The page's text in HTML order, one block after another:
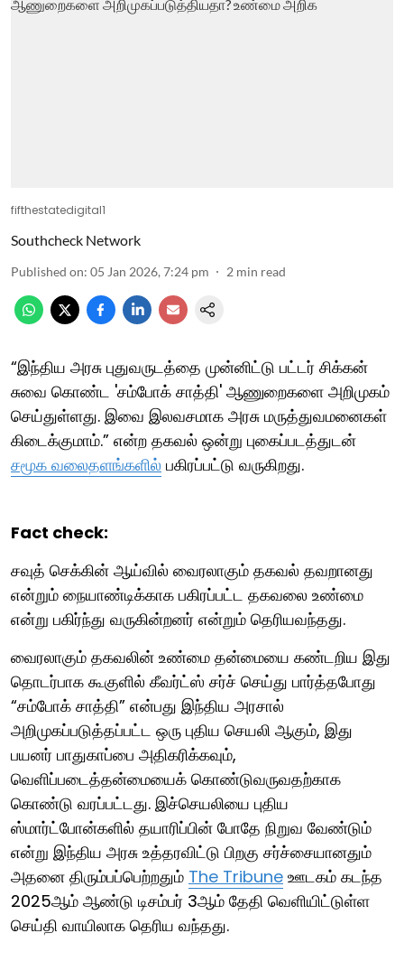
fifthestatedigital1
Southcheck Network
Published on: 05 Jan 2026, 7:24 pm 2 min read
“இந்திய அரசு புதுவருடத்தை முன்னிட்டு பட்டர் சிக்கன்
சுவை கொண்ட 'சம்போக் சாத்தி' ஆணுறைகளை அறிமுகம்
செய்துள்ளது. இவை இலவசமாக அரசு மருத்துவமனைகள்
கிடைக்குமாம்.” என்ற தகவல் ஒன்று புகைப்படத்துடன்
சமூக வலைதளங்களில் பகிரப்பட்டு வருகிறது.
Fact check:
சவுத் செக்கின் ஆய்வில் வைரலாகும் தகவல் தவறானது
என்றும் நையாண்டிக்காக பகிரப்பட்ட தகவலை உண்மை
என்று பகிர்ந்து வருகின்றனர் என்றும் தெரியவந்தது.
வைரலாகும் தகவலின் உண்மை தன்மையை கண்டறிய இது
தொடர்பாக கூகுளில் கீவர்ட்ஸ் சர்ச் செய்து பார்த்தபோது
“சம்போக் சாத்தி” என்பது இந்திய அரசால்
அறிமுகப்படுத்தப்பட்ட ஒரு புதிய செயலி ஆகும், இது
பயனர் பாதுகாப்பை அதிகரிக்கவும்,
வெளிப்படைத்தன்மையைக் கொண்டுவருவதற்காக
கொண்டு வரப்பட்டது. இச்செயலியை புதிய
ஸ்மார்ட்போன்களில் தயாரிப்பின் போதே நிறுவ வேண்டும்
என்று இந்திய அரசு உத்தரவிட்டு பிறகு சர்ச்சையானதும்
அதனை திரும்பப்பெற்றதும் The Tribune ஊடகம் கடந்த
2025ஆம் ஆண்டு டிசம்பர் 3ஆம் தேதி வெளியிட்டுள்ள
செய்தி வாயிலாக தெரிய வந்தது.